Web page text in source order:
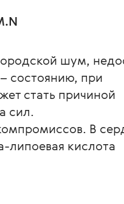
шум,
состоянию, при
стать причиной
сил.
В
липоевая кислота